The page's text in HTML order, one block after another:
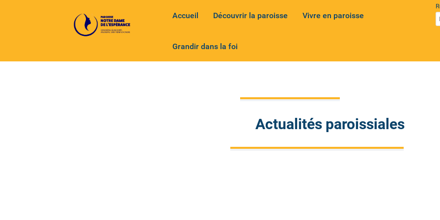
Accueil Découvrir la paroisse Vivre en paroisse
Grandir dans la foi
Actualités paroissiales